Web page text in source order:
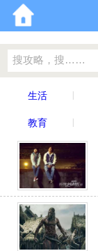
生活
教育